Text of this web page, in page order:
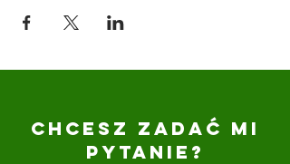
CHCESZ ZADAĆ MI
PYTANIE?